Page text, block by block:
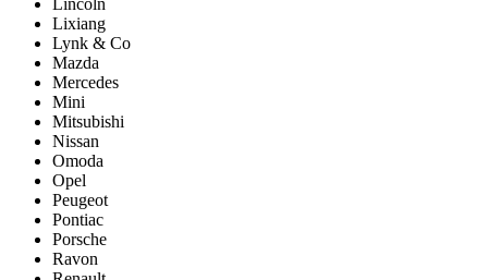
Lincoln
Lixiang
Lynk & Co
Mazda
Mercedes
Mini
Mitsubishi
Nissan
Omoda
Opel
Peugeot
Pontiac
Porsсhe
Ravon